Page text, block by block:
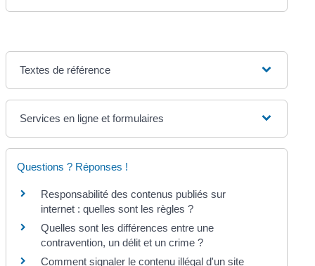
Textes de référence
Services en ligne et formulaires
Questions ? Réponses !
Responsabilité des contenus publiés sur
internet : quelles sont les règles ?
Quelles sont les différences entre une
contravention, un délit et un crime ?
Comment signaler le contenu illégal d'un site